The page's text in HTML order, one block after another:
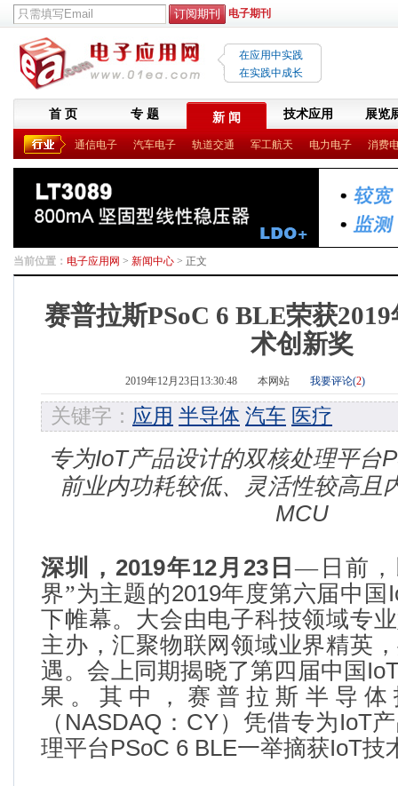
电子期刊
在应用中实践
在实践中成长
首 页 专 题 新 闻 技术应用 展览
通信电子 汽车电子 轨道交通 军工航天 电力电子 消费
当前位置： 电子应用网 > 新闻中心 > 正文
赛普拉斯PSoC 6 BLE荣获
术创新奖
2019年12月23日13:30:48 本网站 我要评论(2)
关键字： 应用 半导体 汽车 医疗
专为IoT产品设计的双核处理平台
前业内功耗较低、灵活性较高且
MCU
深圳， 2019年12月 23 日—日前，
界”为主题的2019年度第六届中国
下帷幕。大会由电子科技领域专
主办，汇聚物联网领域业界精英
遇。会上同期揭晓了第四届中国
果。其中， 赛普拉斯半导
（ NASDAQ ： CY）凭借专为IoT
理平台PSoC 6 BLE一举摘获IoT技